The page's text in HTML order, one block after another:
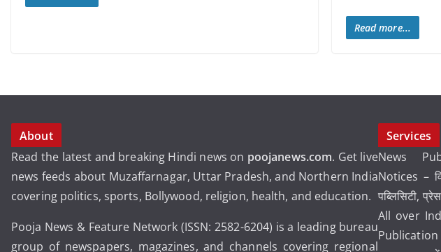
Read more...
About
Read the latest and breaking Hindi news on poojanews.com. Get live
news feeds about Muzaffarnagar, Uttar Pradesh, and Northern India
covering politics, sports, Bollywood, religion, health, and education.
Pooja News & Feature Network (ISSN: 2582-6204) is a leading bureau
group of newspapers, magazines, and channels covering regional
Services
News
Notices –
पब्लिसिटी,
All over
Publication